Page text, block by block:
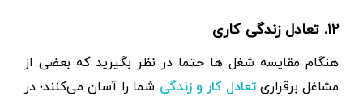
۱۲. تعادل زندگی کاری
هنگام مقایسه شغل ها حتما در نظر بگیرید که بعضی از
مشاغل برقراریتعادل کار و زندگی شما را آسان می‌کنند؛ در